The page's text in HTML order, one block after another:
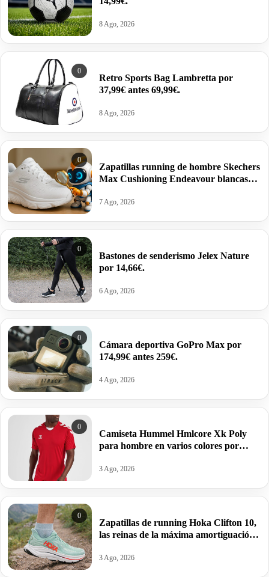
8 Ago, 2026
0
Retro Sports Bag Lambretta por
37,99€ antes 69,99€.
8 Ago, 2026
0
Zapatillas running de hombre Skechers
Max Cushioning Endeavour blancas
7 Ago, 2026
0
Bastones de senderismo Jelex Nature
por 14,66€.
6 Ago, 2026
0
Cámara deportiva GoPro Max por
174,99€ antes 259€.
4 Ago, 2026
0
Camiseta Hummel Hmlcore Xk Poly
para hombre en varios colores por
3 Ago, 2026
0
Zapatillas de running Hoka Clifton 10,
las reinas de la máxima amortiguación
3 Ago, 2026